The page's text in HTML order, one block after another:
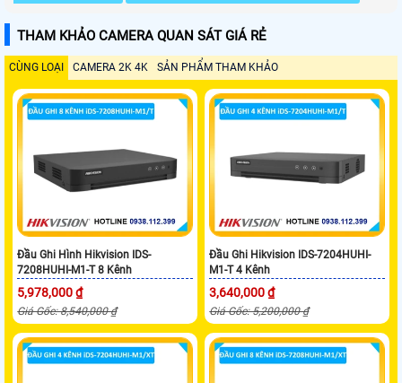
THAM KHẢO CAMERA QUAN SÁT GIÁ RẺ
CÙNG LOẠI CAMERA 2K 4K SẢN PHẨM THAM KHẢO
Đầu Ghi Hình Hikvision IDS-
7208HUHI-M1-T 8 Kênh
5,978,000 ₫
Giá Gốc: 8,540,000 ₫
Đầu Ghi Hikvision IDS-7204HUHI-
M1-T 4 Kênh
3,640,000 ₫
Giá Gốc: 5,200,000 ₫